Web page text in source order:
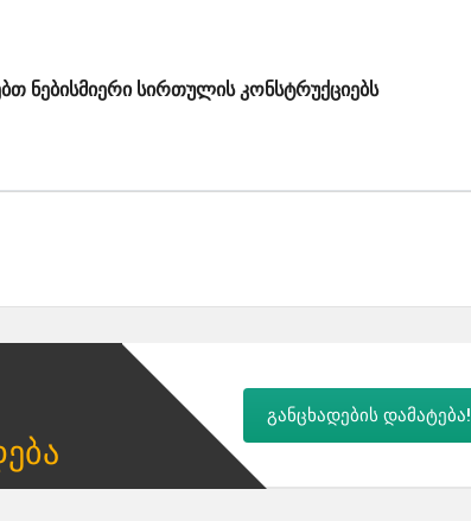
ნებისმიერი სირთულის კონსტრუქციებს
განცხადების დამატება!